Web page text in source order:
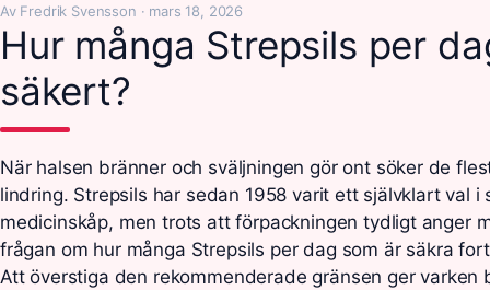
Av Fredrik Svensson · mars 18, 2026
Hur många Strepsils per
säkert?
När halsen bränner och sväljningen gör ont söker de
lindring. Strepsils har sedan 1958 varit ett självklart val i
medicinskåp, men trots att förpackningen tydligt anger
frågan om hur många Strepsils per dag som är säkra
Att överstiga den rekommenderade gränsen ger varken